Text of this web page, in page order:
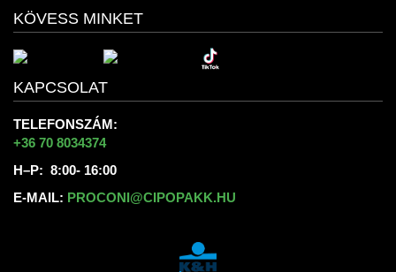
KÖVESS MINKET
KAPCSOLAT
TELEFONSZÁM:
+36 70 8034374
H–P: 8:00- 16:00
E-MAIL: PROCONI@CIPOPAKK.HU